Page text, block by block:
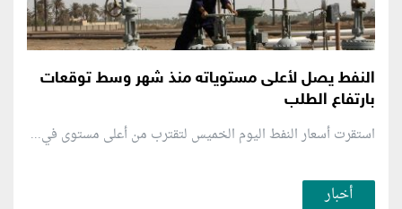
النفط يصل لأعلى مستوياته منذ شهر وسط توقعات
بارتفاع الطلب
استقرت أسعار النفط اليوم الخميس لتقترب من أعلى مستوى في...
أخبار